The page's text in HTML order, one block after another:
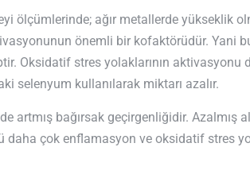
ölçümlerinde; ağır metallerde yükseklik
önemli bir kofaktörüdür.
Oksidatif stres yolaklarının
selenyum kullanılarak miktarı azalır.
bağırsak geçirgenliğidir. Azalmış
çok enflamasyon ve oksidatif stres